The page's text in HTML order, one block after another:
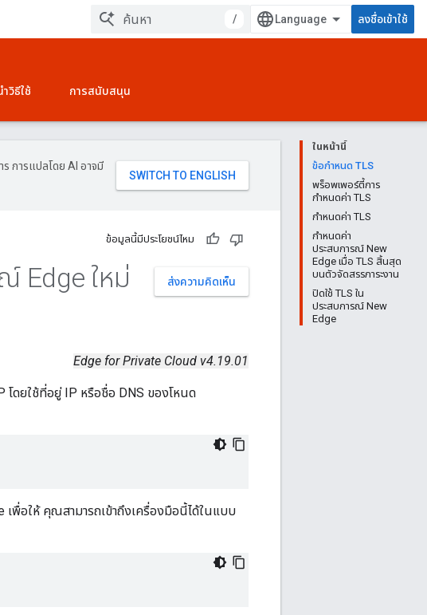
/ ลงชื่อเข้าใช้
วิธีใช้ การสนับสนุน
ในหน้านี้
ข้อกำหนด TLS
พร็อพเพอร์ตี้การ
กำหนดค่า TLS
กำหนดค่า TLS
กำหนดค่า
ประสบการณ์ New
Edge เมื่อ TLS สิ้นสุด
บนตัวจัดสรรภาระงาน
ปิดใช้ TLS ใน
ประสบการณ์ New
Edge
การแปลโดย AI อาจมี
ข้อมูลนี้มีประโยชน์ไหม
ส่งความคิดเห็น
Edge ใหม่
Edge for Private Cloud v4.19.01
โดยใช้ที่อยู่ IP หรือชื่อ DNS ของโหนด
พื่อให้ คุณสามารถเข้าถึงเครื่องมือนี้ได้ในแบบ